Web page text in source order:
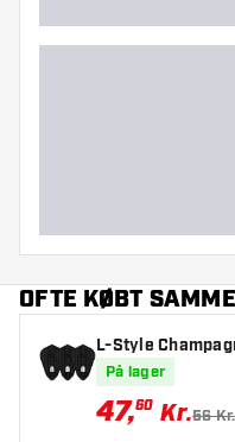
OFTE KØBT
L-Style
ail Black - Dart
På lager
47,60 Kr.56 Kr.